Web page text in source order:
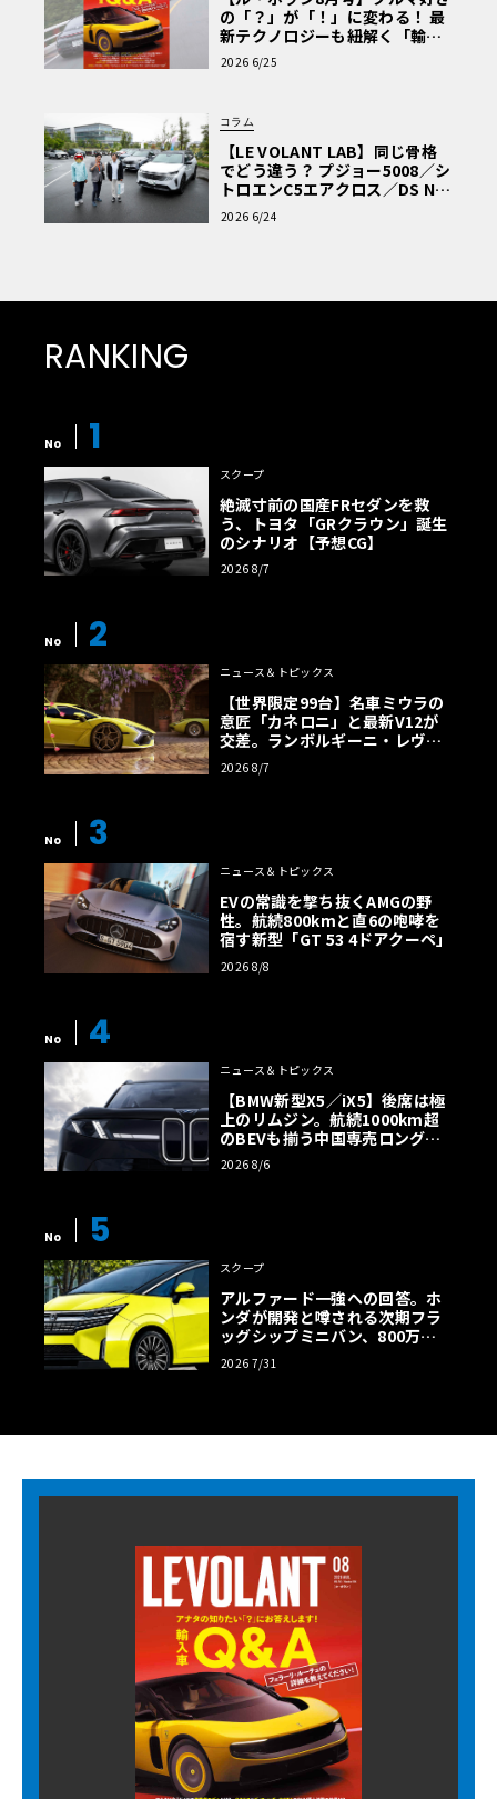
の「？」が「！」に変わる！ 最
新テクノロジーも紐解く「輸入
車Q&A」
2026 6/25
コラム
【LE VOLANT LAB】同じ骨格
でどう違う？ プジョー5008／シ
トロエンC5エアクロス／DS Nº4
読者一気乗りレポート
2026 6/24
RANKING
No 1
スクープ
絶滅寸前の国産FRセダンを救
う、トヨタ「GRクラウン」誕生
のシナリオ【予想CG】
2026 8/7
No 2
ニュース＆トピックス
【世界限定99台】名車ミウラの
意匠「カネロニ」と最新V12が
交差。ランボルギーニ・レヴエ
ルトに60周年記念車が登場
2026 8/7
No 3
ニュース＆トピックス
EVの常識を撃ち抜くAMGの野
性。航続800kmと直6の咆哮を
宿す新型「GT 53 4ドアクーペ」
2026 8/8
No 4
ニュース＆トピックス
【BMW新型X5／iX5】後席は極
上のリムジン。航続1000km超
のBEVも揃う中国専売ロング仕
様の全貌
2026 8/6
No 5
スクープ
アルファード一強への回答。ホ
ンダが開発と噂される次期フラ
ッグシップミニバン、800万円
超の勝算【予想CG】
2026 7/31